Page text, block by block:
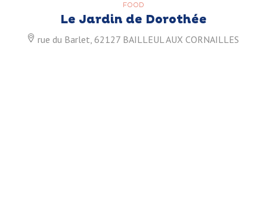
FOOD
Le Jardin de Dorothée
rue du Barlet, 62127 BAILLEUL AUX CORNAILLES